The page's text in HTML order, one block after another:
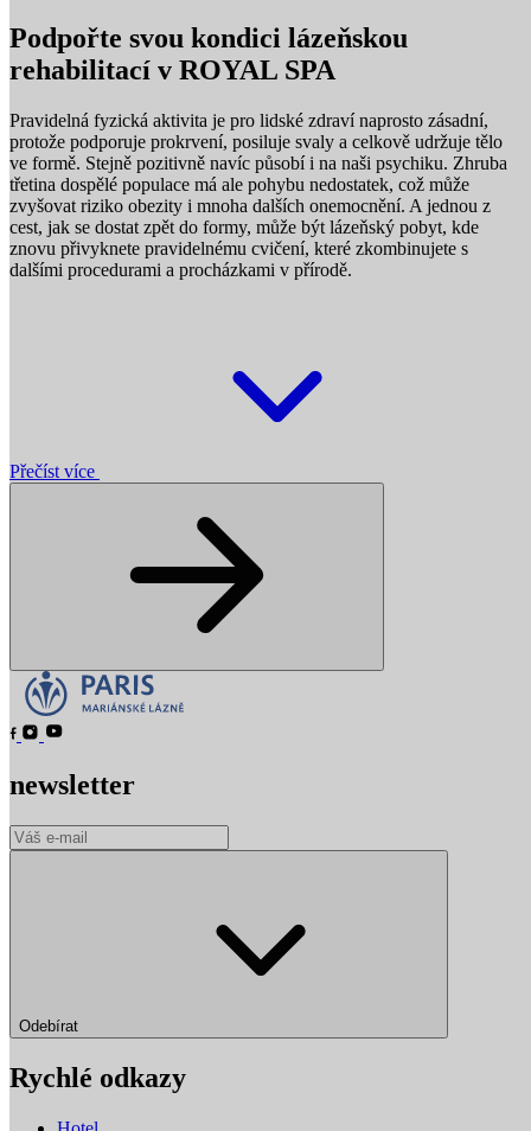
Podpořte svou kondici lázeňskou
rehabilitací v ROYAL SPA
Pravidelná fyzická aktivita je pro lidské zdraví naprosto zásadní,
protože podporuje prokrvení, posiluje svaly a celkově udržuje tělo
ve formě. Stejně pozitivně navíc působí i na naši psychiku. Zhruba
třetina dospělé populace má ale pohybu nedostatek, což může
zvyšovat riziko obezity i mnoha dalších onemocnění. A jednou z
cest, jak se dostat zpět do formy, může být lázeňský pobyt, kde
znovu přivyknete pravidelnému cvičení, které zkombinujete s
dalšími procedurami a procházkami v přírodě.
Přečíst více
newsletter
Odebírat
Rychlé odkazy